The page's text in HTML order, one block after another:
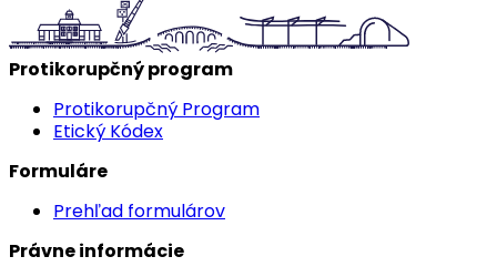
Protikorupčný program
Protikorupčný Program
Etický Kódex
Formuláre
Prehľad formulárov
Právne informácie